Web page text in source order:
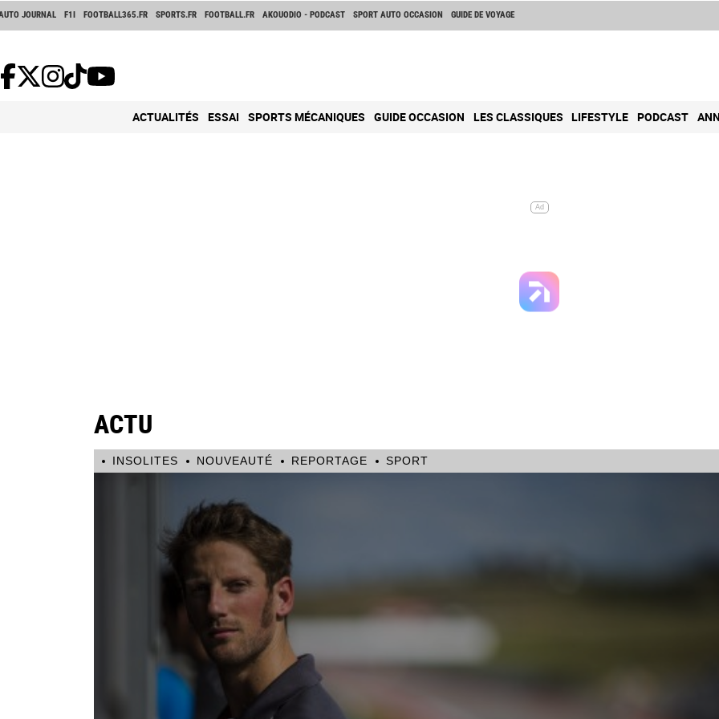
JOURNAL F1I FOOTBALL365.FR SPORTS.FR FOOTBALL.FR AKOUODIO - PODCAST SPORT AUTO OCCASION GUIDE DE VOYAGE
ACTUALITÉS ESSAI SPORTS MÉCANIQUES GUIDE OCCASION LES CLASSIQUES LIFESTYLE PODCAST
ACTU
INSOLITES NOUVEAUTÉ REPORTAGE SPORT